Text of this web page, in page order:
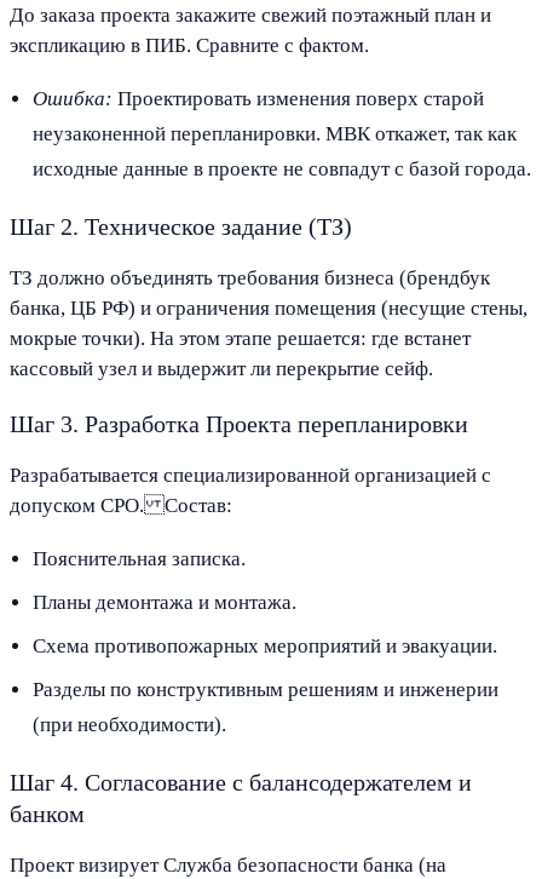
До заказа проекта закажите свежий поэтажный план и
экспликацию в ПИБ. Сравните с фактом.
Ошибка: Проектировать изменения поверх старой
неузаконенной перепланировки. МВК откажет, так как
исходные данные в проекте не совпадут с базой города.
Шаг 2. Техническое задание (ТЗ)
ТЗ должно объединять требования бизнеса (брендбук
банка, ЦБ РФ) и ограничения помещения (несущие стены,
мокрые точки). На этом этапе решается: где встанет
кассовый узел и выдержит ли перекрытие сейф.
Шаг 3. Разработка Проекта перепланировки
Разрабатывается специализированной организацией с
допуском СРО. Состав:
Пояснительная записка.
Планы демонтажа и монтажа.
Схема противопожарных мероприятий и эвакуации.
Разделы по конструктивным решениям и инженерии
(при необходимости).
Шаг 4. Согласование с балансодержателем и
банком
Проект визирует Служба безопасности банка (на